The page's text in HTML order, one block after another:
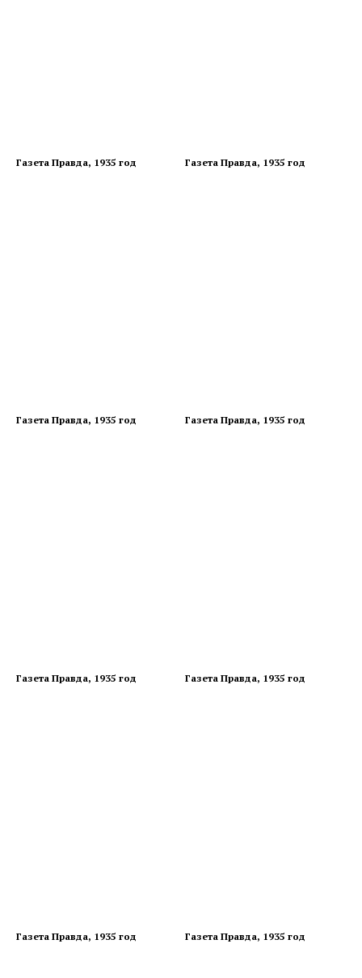
Газета Правда, 1935 год Газета Правда, 1935 год
Газета Правда, 1935 год Газета Правда, 1935 год
Газета Правда, 1935 год Газета Правда, 1935 год
Газета Правда, 1935 год Газета Правда, 1935 год